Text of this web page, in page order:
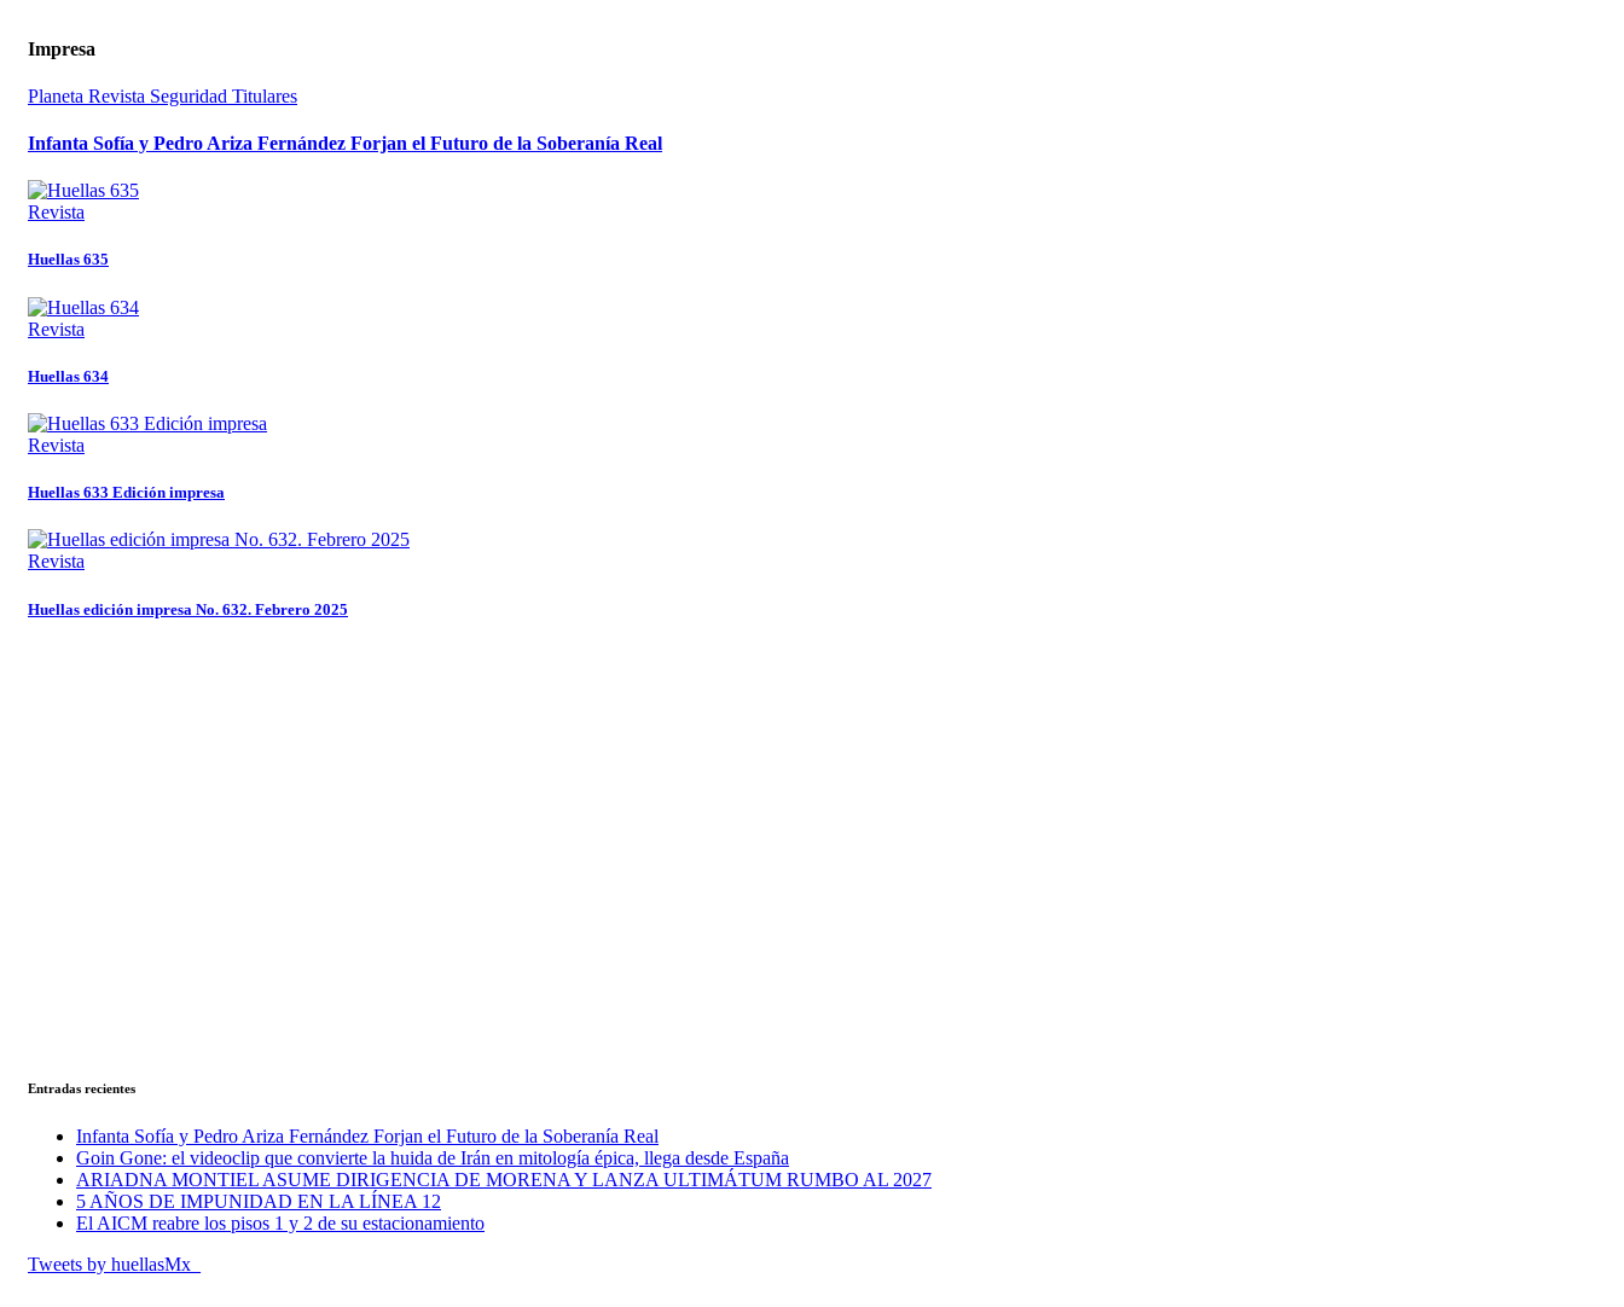
Impresa
Planeta Revista Seguridad Titulares
Infanta Sofía y Pedro Ariza Fernández Forjan el Futuro de la Soberanía Real
Revista
Huellas 635
Revista
Huellas 634
Revista
Huellas 633 Edición impresa
Revista
Huellas edición impresa No. 632. Febrero 2025
Entradas recientes
Infanta Sofía y Pedro Ariza Fernández Forjan el Futuro de la Soberanía Real
Goin Gone: el videoclip que convierte la huida de Irán en mitología épica, llega desde España
ARIADNA MONTIEL ASUME DIRIGENCIA DE MORENA Y LANZA ULTIMÁTUM RUMBO AL 2027
5 AÑOS DE IMPUNIDAD EN LA LÍNEA 12
El AICM reabre los pisos 1 y 2 de su estacionamiento
Tweets by huellasMx_